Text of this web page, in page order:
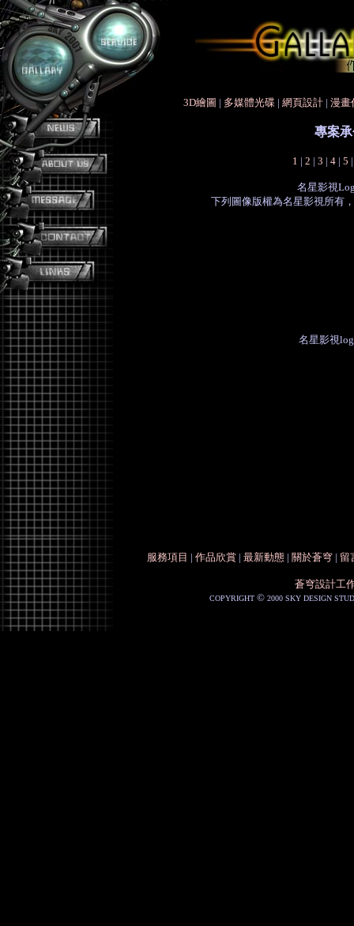
3D繪圖 | 多媒體光碟 | 網頁設計 | 漫畫
專案
1 | 2 | 3 | 4| 5
名星影視
下列圖像版權為名星影視所有
名星影視
服務項目 | 作品欣賞| 最新動態| 關於蒼穹| 留
蒼穹設計工
COPYRIGHT ©2000 SKY DESIGN